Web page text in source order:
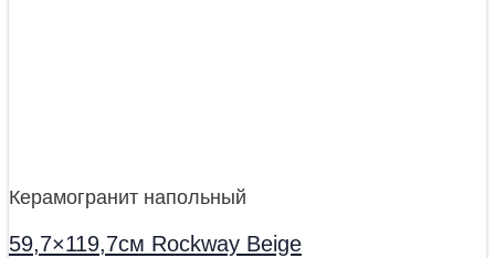
Керамогранит напольный
59,7×119,7см Rockway Beige